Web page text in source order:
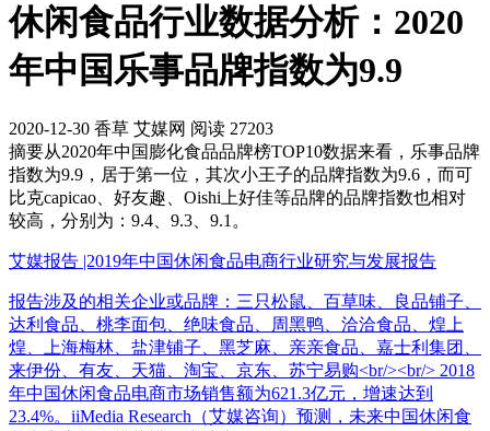
休闲食品行业数据分析：2020
年中国乐事品牌指数为9.9
2020-12-30 香草 艾媒网 阅读 27203
摘要从2020年中国膨化食品品牌榜TOP10数据来看，乐事品牌
指数为9.9，居于第一位，其次小王子的品牌指数为9.6，而可
比克capicao、好友趣、Oishi上好佳等品牌的品牌指数也相对
较高，分别为：9.4、9.3、9.1。
艾媒报告 |2019年中国休闲食品电商行业研究与发展报告
报告涉及的相关企业或品牌：三只松鼠、百草味、良品铺子、
达利食品、桃李面包、绝味食品、周黑鸭、洽洽食品、煌上
煌、上海梅林、盐津铺子、黑芝麻、亲亲食品、嘉士利集团、
来伊份、有友、天猫、淘宝、京东、苏宁易购<br/><br/> 2018
年中国休闲食品电商市场销售额为621.3亿元，增速达到
23.4%。iiMedia Research（艾媒咨询）预测，未来中国休闲食